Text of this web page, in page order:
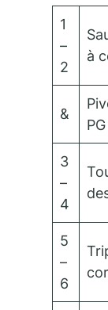
1
–
2
à
&
3
–
4
5
–
6